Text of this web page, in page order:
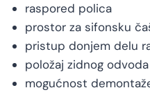
raspored polica
prostor za sifonsku
pristup donjem delu
položaj zidnog odvoda
mogućnost